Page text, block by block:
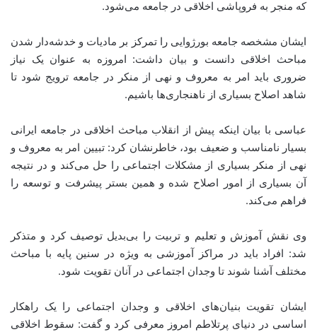
که منجر به فروپاشی اخلاقی در جامعه می‌شود.
ایشان مشخصه جامعه بورژوایی را تمرکز بر مادیات و خدشه‌دار شدن
مباحث اخلاقی دانست و بیان داشت: امروزه به عنوان یک نیاز
ضروری باید امر به معروف و نهی از منکر در جامعه ترویج شود تا
شاهد اصلاح بسیاری از ناهنجاری‌ها باشیم.
عباسی با بیان اینکه پیش از انقلاب مباحث اخلاقی در جامعه ایرانی
بسیار نامناسب و ضعیف بود، خاطرنشان کرد: تبیین امر به معروف و
نهی از منکر بسیاری از مشکلات اجتماعی را حل می‌کند و در نتیجه
آن بسیاری از امور اصلاح شده و همین بستر پیشرفت و توسعه را
فراهم می‌کند.
وی نقش آموزش و تعلیم و تربیت را بی‌بدیل توصیف کرد و متذکر
شد: افراد باید در مراکز آموزشی به ویژه در سنین پایه با مباحث
مختلف آشنا شوند تا وجدان اجتماعی در آنان تقویت شود.
ایشان تقویت بنیان‌های اخلاقی و وجدان اجتماعی را یک راهکار
اساسی در دنیای پرتلاطم امروز معرفی کرد و گفت: سقوط اخلاقی